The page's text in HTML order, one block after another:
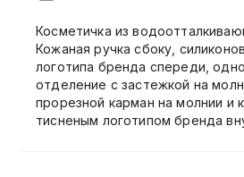
Косметичка из
Кожаная ручка сбоку,
логотипа бренда спереди,
отделение с застежкой на
прорезной карман на молнии и
тисненым логотипом бренда